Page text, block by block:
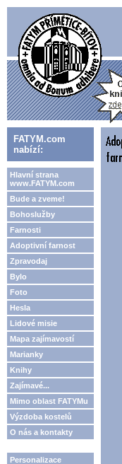
FATYM.com
nabízí:
Hlavní strana
www.FATYM.com
Bude a zveme!
Bohoslužby
Farnosti
Adoptivní farnost
Zpravodaj
Bylo
Foto
Hesla
Lidové misie
Mapa zajímavostí
Marianky
Knihy
Zajímavé...
Mimo oblast FATYMu
Výzdoba kostelů
O nás a kontakty
Personalizace